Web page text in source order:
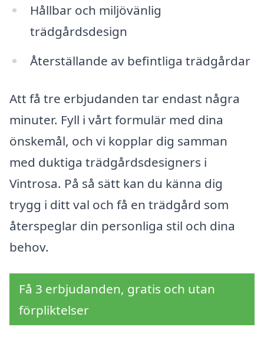
Hållbar och miljövänlig
trädgårdsdesign
Återställande av befintliga trädgårdar
Att få tre erbjudanden tar endast några
minuter. Fyll i vårt formulär med dina
önskemål, och vi kopplar dig samman
med duktiga trädgårdsdesigners i
Vintrosa. På så sätt kan du känna dig
trygg i ditt val och få en trädgård som
återspeglar din personliga stil och dina
behov.
Få 3 erbjudanden, gratis och utan
förpliktelser